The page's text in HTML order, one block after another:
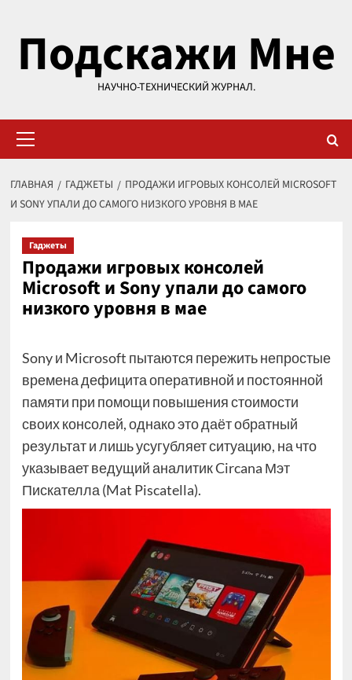
содержимому
Подскажи Мне
НАУЧНО-ТЕХНИЧЕСКИЙ ЖУРНАЛ.
меню
ГЛАВНАЯ ГАДЖЕТЫ
ПРОДАЖИ ИГРОВЫХ КОНСОЛЕЙ MICROSOFT
И SONY УПАЛИ ДО САМОГО НИЗКОГО УРОВНЯ В МАЕ
Гаджеты
Продажи игровых консолей
Microsoft и Sony упали до самого
низкого уровня в мае
Sony и Microsoft пытаются пережить непростые
времена дефицита оперативной и постоянной
памяти при помощи повышения стоимости
своих консолей, однако это даёт обратный
результат и лишь усугубляет ситуацию, на что
указывает ведущий аналитик Circana Мэт
Пискателла (Mat Piscatella).